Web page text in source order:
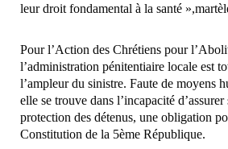
leur droit fondamental à la santé
Pour l’Action des Chrétiens pour
l’administration pénitentiaire locale est
l’ampleur du sinistre. Faute de moyens
elle se trouve dans l’incapacité
protection des détenus, une obligation
Constitution de la 5ème République.